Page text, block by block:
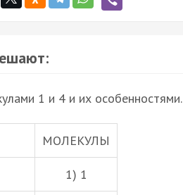
1 и 4 и их особенностями.
МОЛЕКУЛЫ
1) 1